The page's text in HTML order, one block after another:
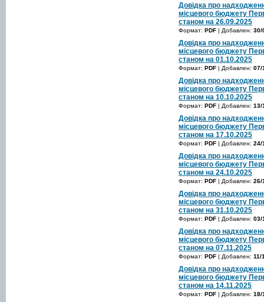
Довідка про
місцевого бюджету
станом на 26.09.2025
Формат: PDF | Добавлен: 30/
Довідка про
місцевого бюджету
станом на 01.10.2025
Формат: PDF | Добавлен: 07/
Довідка про
місцевого бюджету
станом на 10.10.2025
Формат: PDF | Добавлен: 13/
Довідка про
місцевого бюджету
станом на 17.10.2025
Формат: PDF | Добавлен: 24/
Довідка про
місцевого бюджету
станом на 24.10.2025
Формат: PDF | Добавлен: 26/
Довідка про
місцевого бюджету
станом на 31.10.2025
Формат: PDF | Добавлен: 03/
Довідка про
місцевого бюджету
станом на 07.11.2025
Формат: PDF | Добавлен: 11/
Довідка про
місцевого бюджету
станом на 14.11.2025
Формат: PDF | Добавлен: 18/